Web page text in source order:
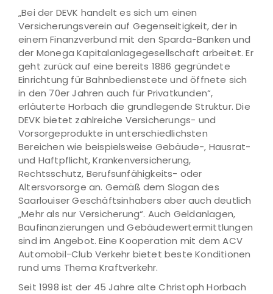
„Bei der DEVK handelt es sich um einen
Versicherungsverein auf Gegenseitigkeit, der in
einem Finanzverbund mit den Sparda-Banken und
der Monega Kapitalanlagegesellschaft arbeitet. Er
geht zurück auf eine bereits 1886 gegründete
Einrichtung für Bahnbedienstete und öffnete sich
in den 70er Jahren auch für Privatkunden“,
erläuterte Horbach die grundlegende Struktur. Die
DEVK bietet zahlreiche Versicherungs- und
Vorsorgeprodukte in unterschiedlichsten
Bereichen wie beispielsweise Gebäude-, Hausrat-
und Haftpflicht, Krankenversicherung,
Rechtsschutz, Berufsunfähigkeits- oder
Altersvorsorge an. Gemäß dem Slogan des
Saarlouiser Geschäftsinhabers aber auch deutlich
„Mehr als nur Versicherung“. Auch Geldanlagen,
Baufinanzierungen und Gebäudewertermittlungen
sind im Angebot. Eine Kooperation mit dem ACV
Automobil-Club Verkehr bietet beste Konditionen
rund ums Thema Kraftverkehr.
Seit 1998 ist der 45 Jahre alte Christoph Horbach